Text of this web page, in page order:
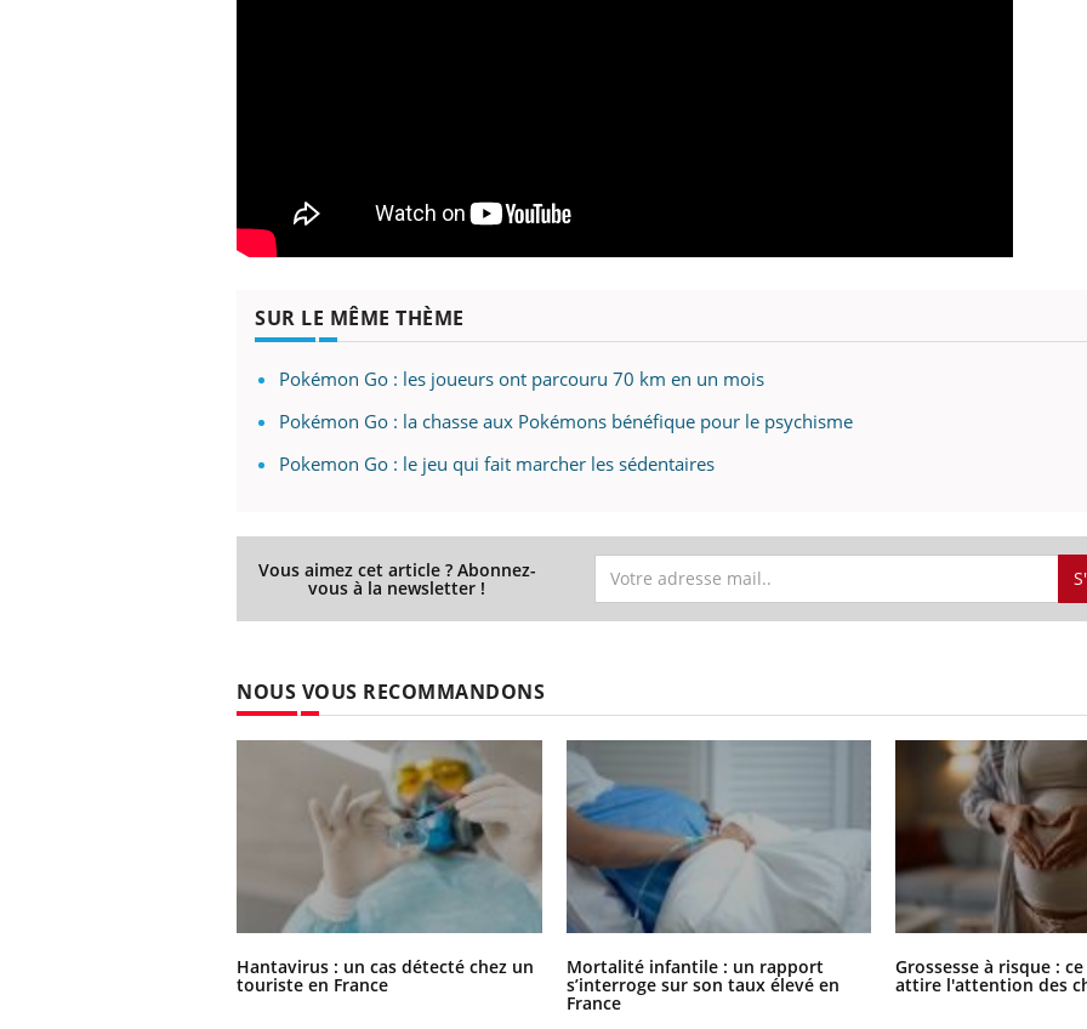
SUR LE MÊME THÈME
Pokémon Go : les joueurs ont parcouru 70 km en un mois
Pokémon Go : la chasse aux Pokémons bénéfique pour le psychisme
Pokemon Go : le jeu qui fait marcher les sédentaires
Vous aimez cet article ? Abonnez-
vous à la newsletter !
NOUS VOUS RECOMMANDONS
Hantavirus : un cas détecté chez un
touriste en France
Mortalité infantile : un rapport
s’interroge sur son taux élevé en
France
Grossesse à risque :
attire l'attention des